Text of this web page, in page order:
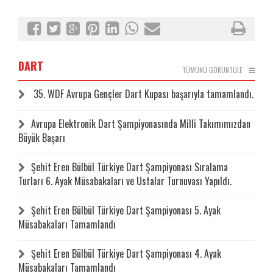
TÜMÜNÜ GÖRÜNTÜLE
DART
35. WDF Avrupa Gençler Dart Kupası başarıyla tamamlandı.
Avrupa Elektronik Dart Şampiyonasında Milli Takımımızdan
Büyük Başarı
Şehit Eren Bülbül Türkiye Dart Şampiyonası Sıralama
Turları 6. Ayak Müsabakaları ve Ustalar Turnuvası Yapıldı.
Şehit Eren Bülbül Türkiye Dart Şampiyonası 5. Ayak
Müsabakaları Tamamlandı
Şehit Eren Bülbül Türkiye Dart Şampiyonası 4. Ayak
Müsabakaları Tamamlandı